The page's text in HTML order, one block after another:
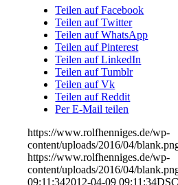
Teilen auf Facebook
Teilen auf Twitter
Teilen auf WhatsApp
Teilen auf Pinterest
Teilen auf LinkedIn
Teilen auf Tumblr
Teilen auf Vk
Teilen auf Reddit
Per E-Mail teilen
https://www.rolfhenniges.de/wp-
content/uploads/2016/04/
https://www.rolfhenniges.de/wp-
content/uploads/2016/04/
09:11:342012-04-09 09:11:34